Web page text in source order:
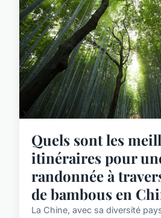
Quels sont les
itinéraires pour
randonnée à
de bambous en
La Chine, avec sa diversité